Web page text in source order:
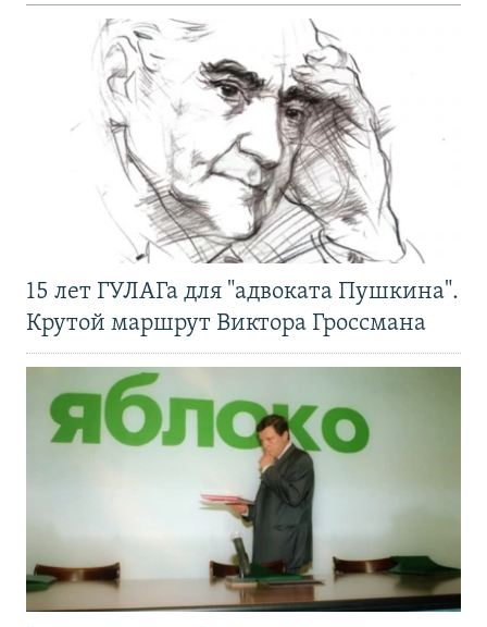
15 лет ГУЛАГа для "адвоката Пушкина".
Крутой маршрут Виктора Гроссмана